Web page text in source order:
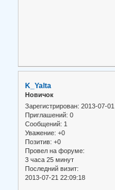
K_Yalta
Новичок
Зарегистрирован: 2013-07-01
Приглашений: 0
Сообщений: 1
Уважение: +0
Позитив: +0
Провел на форуме:
3 часа 25 минут
Последний визит:
2013-07-21 22:09:18